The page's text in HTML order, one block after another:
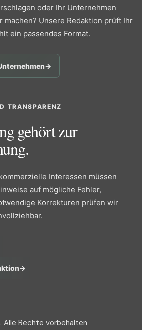
oder Ihr Unternehmen
machen? Unsere Redaktion prüft Ihr
ein passendes Format.
→
TRANSPARENZ
gehört zur
Interessen müssen
auf mögliche Fehler,
Korrekturen prüfen wir
→
Alle Rechte vorbehalten